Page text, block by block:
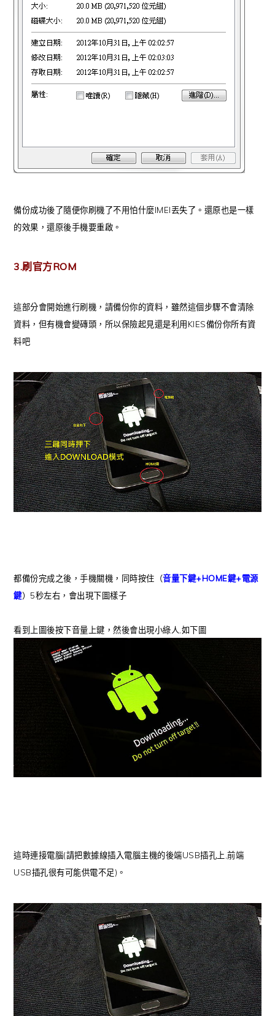
備份成功後了隨便你刷機了不用怕什麼IMEI丟失了。還原也是一樣
的效果，還原後手機要重啟。
3.刷官方ROM
這部分會開始進行刷機，請備份你的資料，雖然這個步驟不會清除
資料，但有機會變磚頭，所以保險起見還是利用KIES備份你所有資
料吧
都備份完成之後，手機關機，同時按住（音量下鍵+HOME鍵+電源
鍵）5秒左右，會出現下圖樣子
看到上圖後按下音量上鍵，然後會出現小綠人,如下圖
這時連接電腦(請把數據線插入電腦主機的後端USB插孔上,前端
USB插孔很有可能供電不足)。